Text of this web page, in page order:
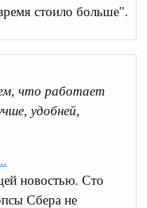
стоило больше".
что работает
удобней,
новостью. Сто
Сбера не